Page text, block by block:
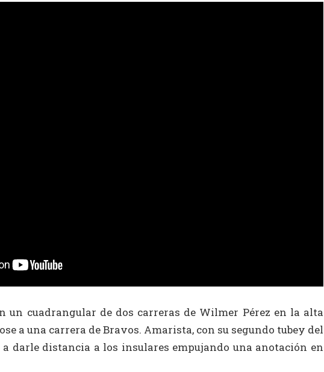
un cuadrangular de dos carreras de Wilmer Pérez en la alta
a una carrera de Bravos. Amarista, con su segundo tubey del
darle distancia a los insulares empujando una anotación en